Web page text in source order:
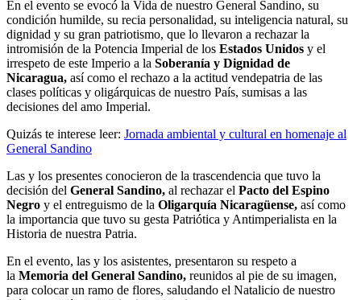
En el evento se evocó la Vida de nuestro General Sandino, su
condición humilde, su recia personalidad, su inteligencia natural, su
dignidad y su gran patriotismo, que lo llevaron a rechazar la
intromisión de la Potencia Imperial de los Estados Unidos y el
irrespeto de este Imperio a la Soberanía y Dignidad de
Nicaragua, así como el rechazo a la actitud vendepatria de las
clases políticas y oligárquicas de nuestro País, sumisas a las
decisiones del amo Imperial.
Quizás te interese leer: Jornada ambiental y cultural en homenaje al
General Sandino
Las y los presentes conocieron de la trascendencia que tuvo la
decisión del General Sandino, al rechazar el Pacto del Espino
Negro y el entreguismo de la Oligarquía Nicaragüense, así como
la importancia que tuvo su gesta Patriótica y Antimperialista en la
Historia de nuestra Patria.
En el evento, las y los asistentes, presentaron su respeto a
la Memoria del General Sandino, reunidos al pie de su imagen,
para colocar un ramo de flores, saludando el Natalicio de nuestro